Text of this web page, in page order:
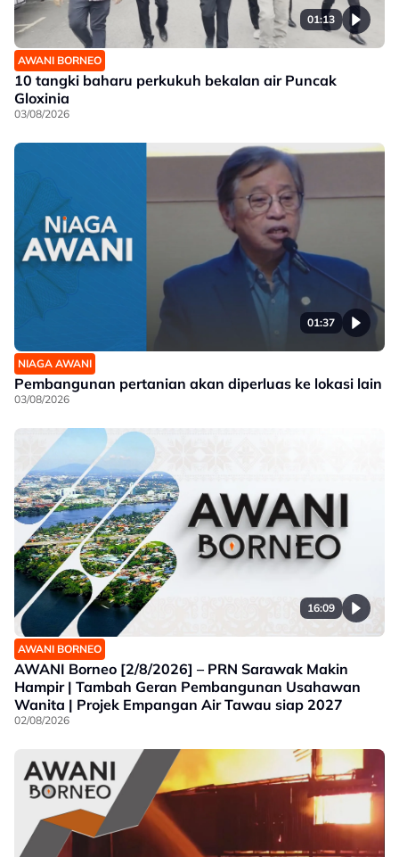
01:13
AWANI BORNEO
10 tangki baharu perkukuh bekalan air Puncak
Gloxinia
03/08/2026
01:37
NIAGA AWANI
Pembangunan pertanian akan diperluas ke lokasi lain
03/08/2026
16:09
AWANI BORNEO
AWANI Borneo [2/8/2026] – PRN Sarawak Makin
Hampir | Tambah Geran Pembangunan Usahawan
Wanita | Projek Empangan Air Tawau siap 2027
02/08/2026